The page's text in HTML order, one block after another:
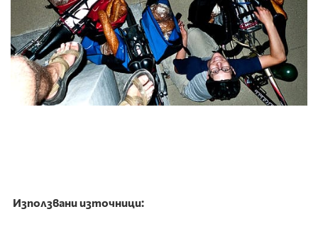
Използвани източници: